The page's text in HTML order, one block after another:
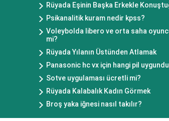
Rüyada Eşinin Başka Erkekle
Psikanalitik kuram nedir kpss?
Voleybolda libero ve orta saha
mi?
Rüyada Yılanın Üstünden Atlamak
Panasonic hc vx için hangi pil
Sotve uygulaması ücretli mi?
Rüyada Kalabalık Kadın Görmek
Broş yaka iğnesi nasıl takılır?